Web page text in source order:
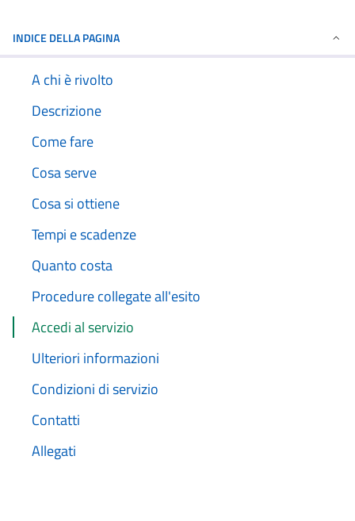
INDICE DELLA PAGINA
A chi è rivolto
Descrizione
Come fare
Cosa serve
Cosa si ottiene
Tempi e scadenze
Quanto costa
Procedure collegate all'esito
Accedi al servizio
Ulteriori informazioni
Condizioni di servizio
Contatti
Allegati